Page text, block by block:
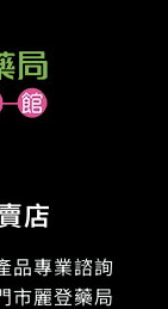
店
品專業諮詢
市麗登藥局